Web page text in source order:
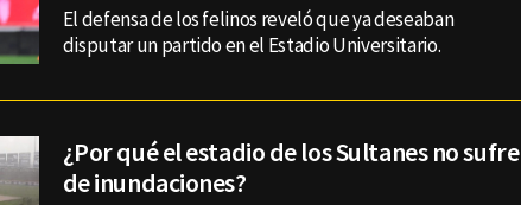
El defensa de los felinos reveló que ya deseaban
disputar un partido en el Estadio Universitario.
¿Por qué el estadio de los Sultanes no sufre
de inundaciones?